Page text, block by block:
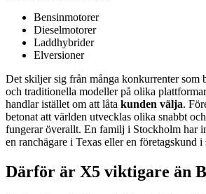
Bensinmotorer
Dieselmotorer
Laddhybrider
Elversioner
Det skiljer sig från många konkurrenter som
och traditionella modeller på olika
handlar istället om att låta kunden välja.
betonat att världen utvecklas olika snabbt
fungerar överallt. En familj i Stockholm har
en ranchägare i Texas eller en företagskund i
Därför är X5 viktigare än